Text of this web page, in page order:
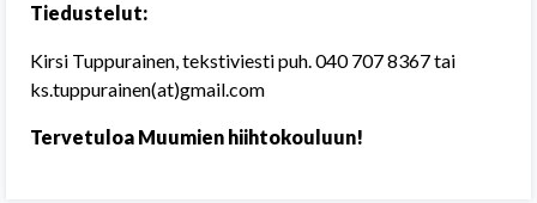
Tiedustelut:
Kirsi Tuppurainen, tekstiviesti puh. 040 707 8367 tai
ks.tuppurainen(at)gmail.com
Tervetuloa Muumien hiihtokouluun!